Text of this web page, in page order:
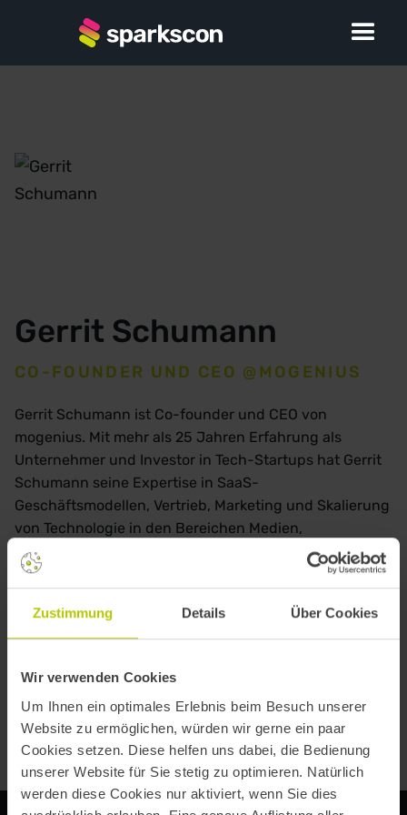
Zustimmung Details Über Cookies
Wir verwenden Cookies
Um Ihnen ein optimales Erlebnis beim Besuch unserer
Website zu ermöglichen, würden wir gerne ein paar
Cookies setzen. Diese helfen uns dabei, die Bedienung
unserer Website für Sie stetig zu optimieren. Natürlich
werden diese Cookies nur aktiviert, wenn Sie dies
Gerrit Schumann
CO-FOUNDER UND CEO @MOGENIUS
Gerrit Schumann ist Co-founder und CEO von
mogenius. Mit mehr als 25 Jahren Erfahrung als
Unternehmer und Investor in Tech-Startups hat Gerrit
Schumann seine Expertise in SaaS-
Geschäftsmodellen, Vertrieb, Marketing und Skalierung
von Technologie in den Bereichen Medien,
Musikstreaming und Enterprise gewonnen. Seine
Leidenschaft für das Vorantreiben von Innovationen in
Führungspersönlichkeit in diesem Bereich aus.